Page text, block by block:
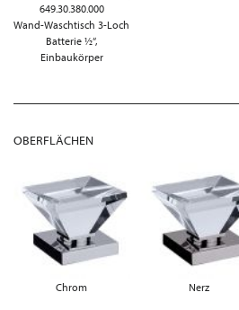
649.30.380.000
Wand-Waschtisch 3-Loch
Batterie ½“,
Einbaukörper
OBERFLÄCHEN
Chrom Nerz